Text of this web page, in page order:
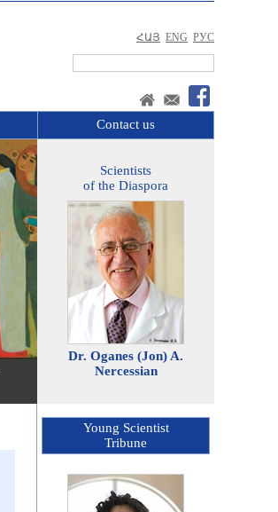
ՀԱՅ ENG РУС
Contact us
Scientists
of the Diaspora
Dr. Oganes (Jon) A.
Nercessian
Young Scientist
Tribune